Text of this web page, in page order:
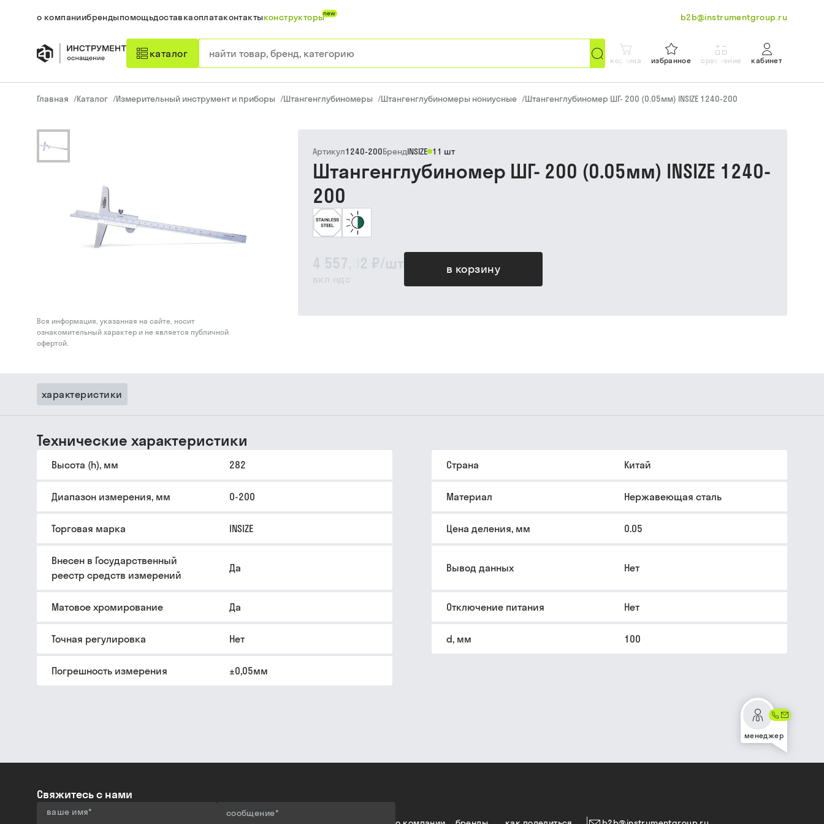
о компаниибрендыпомощьдоставкаоплатаконтактыконструкторыnew b2b@instrumentgroup.ru
каталог
корзина избранное сравнение кабинет
Главная /Каталог /Измерительный инструмент и приборы /Штангенглубиномеры /Штангенглубиномеры нониусные /Штангенглубиномер ШГ- 200 (0.05мм) INSIZE 1240-200
Вся информация, указанная на сайте, носит
ознакомительный характер и не является публичной
офертой.
4 557,92 ₽/шт
вкл ндс
в корзину
Артикул1240-200БрендINSIZE 11 шт
Штангенглубиномер ШГ- 200 (0.05мм) INSIZE 1240-
200
характеристики
Технические характеристики
Высота (h), мм 282 Страна Китай
Диапазон измерения, мм 0-200 Материал Нержавеющая сталь
Торговая марка INSIZE Цена деления, мм 0.05
Внесен в Государственный
реестр средств измерений
Да Вывод данных Нет
Матовое хромирование Да Отключение питания Нет
Точная регулировка Нет d, мм 100
Погрешность измерения ±0,05мм
менеджер
Свяжитесь с нами
ваше имя* сообщение*